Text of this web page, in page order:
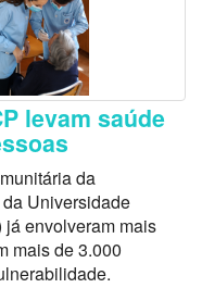
levam saúde
da
Universidade
envolveram mais
mais de 3.000